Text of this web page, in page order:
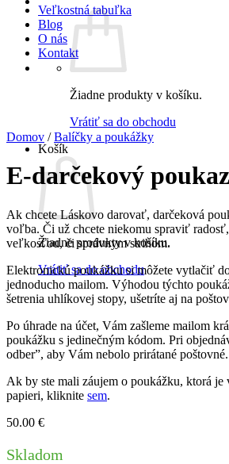
Žiadne produkty v košíku.
Vrátiť sa do obchodu
Košík
Žiadne produkty v košíku.
Vrátiť sa do obchodu
Veľkostná tabuľka
Blog
O nás
Kontakt
Domov / Balíčky a poukážky
E-darčekový
Ak chcete Láskovo darovať, darčeková
voľba. Či už chcete niekomu spraviť
veľkosťou, či správnym strihom.
Elektronickú poukážku si môžete vytlačiť
jednoducho mailom. Výhodou týchto
šetrenia uhlíkovej stopy, ušetríte aj na
Po úhrade na účet, Vám zašleme mailom
poukážku s jedinečným kódom. Pri
odber”, aby Vám nebolo prirátané poštovné.
Ak by ste mali záujem o poukážku, ktorá je
papieri, kliknite sem.
50.00 €
Skladom